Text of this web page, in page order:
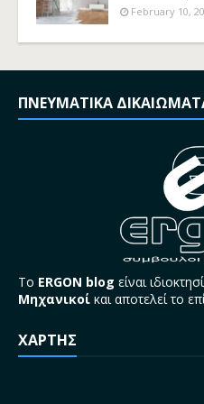
February 10,
ΠΝΕΥΜΑΤΙΚΑ
Το ERGON blog είναι
Μηχανικοί και αποτελεί το
ΧΑΡΤΗΣ